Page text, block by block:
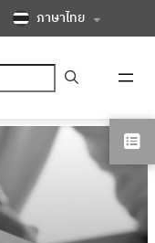
ภาษาไทย